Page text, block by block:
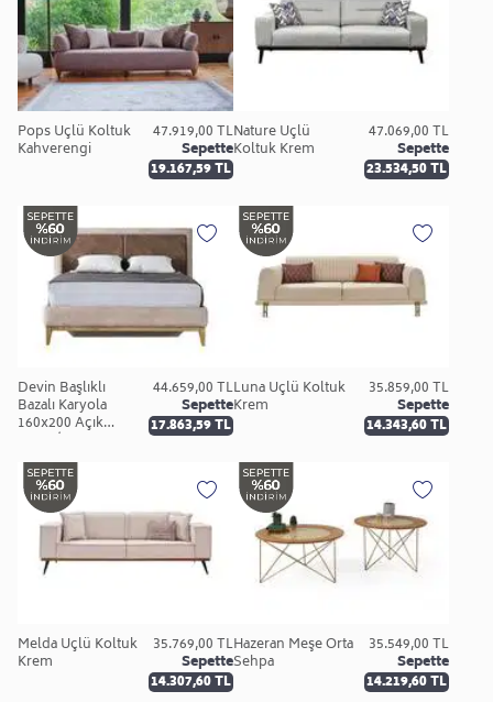
Pops Üçlü Koltuk
Kahverengi
47.919,00 TL
Sepette
19.167,59 TL
Nature Üçlü
Koltuk Krem
47.069,00 TL
Sepette
23.534,50 TL
Devin Başlıklı
Bazalı Karyola
160x200 Açık
44.659,00 TL
Sepette
17.863,59 TL
Luna Üçlü Koltuk
Krem
35.859,00 TL
Sepette
14.343,60 TL
Melda Üçlü Koltuk
Krem
35.769,00 TL
Sepette
14.307,60 TL
Hazeran Meşe Orta
Sehpa
35.549,00 TL
Sepette
14.219,60 TL